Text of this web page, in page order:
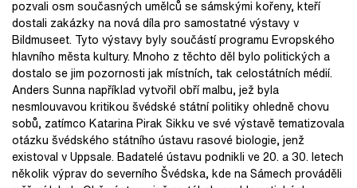
pozvali osm současných umělců se sámskými kořeny, kteří
dostali zakázky na nová díla pro samostatné výstavy v
Bildmuseet. Tyto výstavy byly součástí programu Evropského
hlavního města kultury. Mnoho z těchto děl bylo politických a
dostalo se jim pozornosti jak místních, tak celostátních médií.
Anders Sunna například vytvořil obří malbu, jež byla
nesmlouvavou kritikou švédské státní politiky ohledně chovu
sobů, zatímco Katarina Pirak Sikku ve své výstavě tematizovala
otázku švédského státního ústavu rasové biologie, jenž
existoval v Uppsale. Badatelé ústavu podnikli ve 20. a 30. letech
několik výprav do severního Švédska, kde na Sámech prováděli